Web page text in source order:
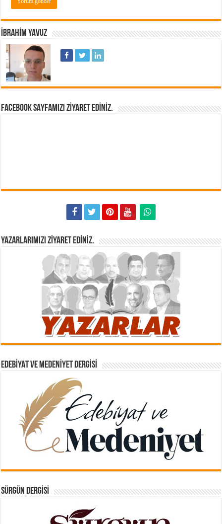
İBRAHIM YAVUZ
FACEBOOK SAYFAMIZI ZIYARET EDINIZ.
YAZARLARIMIZI ZIYARET EDINIZ.
EDEBIYAT VE MEDENIYET DERGISI
SÜRGÜN DERGISI